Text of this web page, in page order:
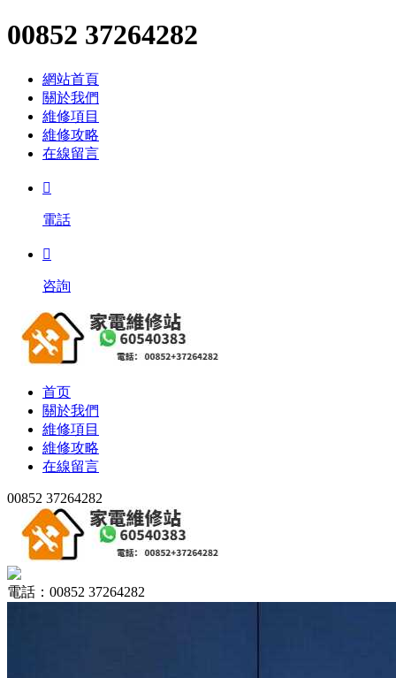
00852 37264282
網站首頁
關於我們
維修項目
維修攻略
在線留言

電話

咨詢
首页
關於我們
維修項目
維修攻略
在線留言
00852 37264282
電話：00852 37264282